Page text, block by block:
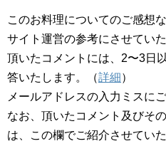
このお料理についてのご感想
サイト運営の参考にさせていた
頂いたコメントには、2〜3日
答いたします。（詳細）
メールアドレスの入力ミスに
なお、頂いたコメント及びそ
は、この欄でご紹介させてい